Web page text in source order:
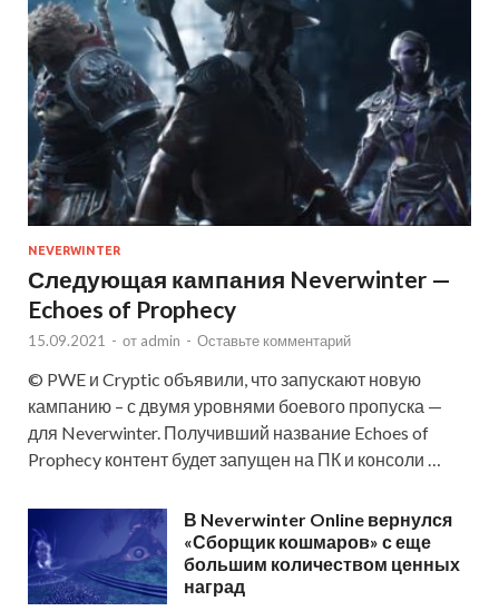
NEVERWINTER
Следующая кампания Neverwinter —
Echoes of Prophecy
15.09.2021 - от admin - Оставьте комментарий
© PWE и Cryptic объявили, что запускают новую
кампанию – с двумя уровнями боевого пропуска —
для Neverwinter. Получивший название Echoes of
Prophecy контент будет запущен на ПК и консоли …
В Neverwinter Online вернулся
«Сборщик кошмаров» с еще
большим количеством ценных
наград